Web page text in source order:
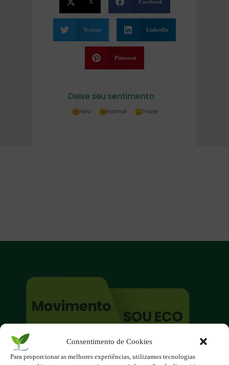
Consentimento de Cookies
Para proporcionar as melhores experiências, utilizamos tecnologias
X Facebook
Twitter LinkedIn
Pinterest
Deixe seu sentimento
Feliz Normal Triste
O site é um movimento ambientalista!